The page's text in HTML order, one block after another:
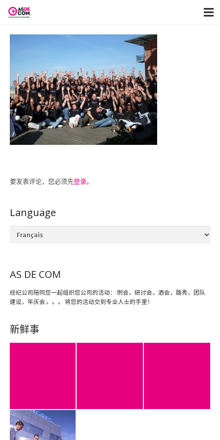
要发表评论，您必须先登录。
Language
Language
AS DE COM
经纪公司陪同您一起组织您公司的活动： 例会，研讨会，酒会，路秀，团队
建设，年庆会 。。。 将您的活动交到专业人士的手里！
新鲜事